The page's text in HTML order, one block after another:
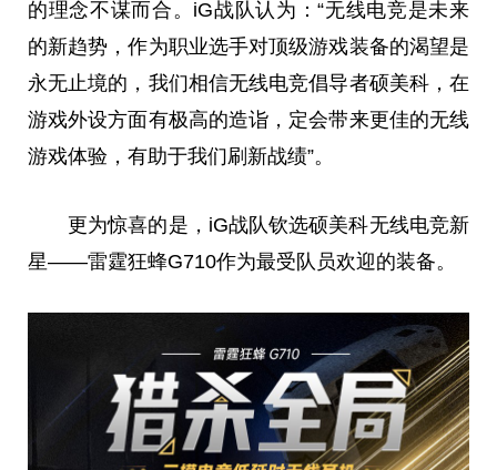
的理念不谋而合。iG战队认为：“无线电竞是未来
的新趋势，作为职业选手对顶级游戏装备的渴望是
永无止境的，我们相信无线电竞倡导者硕美科，在
游戏外设方面有极高的造诣，定会带来更佳的无线
游戏体验，有助于我们刷新战绩”。
更为惊喜的是，iG战队钦选硕美科无线电竞新
星——雷霆狂蜂G710作为最受队员欢迎的装备。